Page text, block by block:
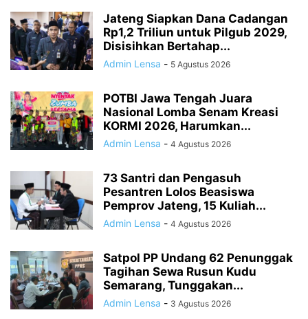
Jateng Siapkan Dana Cadangan
Rp1,2 Triliun untuk Pilgub 2029,
Disisihkan Bertahap...
Admin Lensa - 5 Agustus 2026
POTBI Jawa Tengah Juara
Nasional Lomba Senam Kreasi
KORMI 2026, Harumkan...
Admin Lensa - 4 Agustus 2026
73 Santri dan Pengasuh
Pesantren Lolos Beasiswa
Pemprov Jateng, 15 Kuliah...
Admin Lensa - 4 Agustus 2026
Satpol PP Undang 62 Penunggak
Tagihan Sewa Rusun Kudu
Semarang, Tunggakan...
Admin Lensa - 3 Agustus 2026